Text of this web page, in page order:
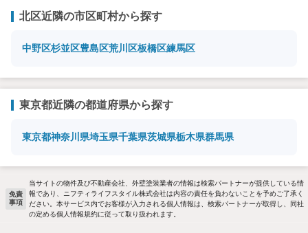
北区近隣の市区町村から探す
中野区杉並区豊島区荒川区板橋区練馬区
東京都近隣の都道府県から探す
東京都神奈川県埼玉県千葉県茨城県栃木県群馬県
免責
事項
当サイトの物件及び不動産会社、外壁塗装業者の情報は検索パートナーが提供している情
報であり、ニフティライフスタイル株式会社は内容の責任を負わないことを予めご了承く
ださい。本サービス内でお客様が入力される個人情報は、検索パートナーが取得し、同社
の定める個人情報規約に従って取り扱われます。